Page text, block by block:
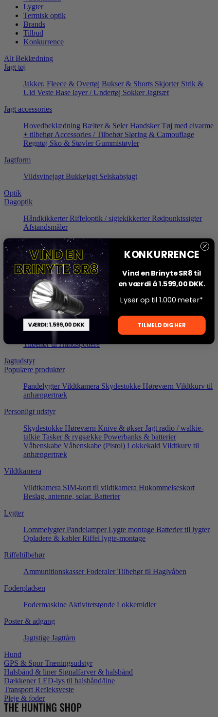
Lygter
Termisk optik
Brands
Tilbud
Konkurrence
Alt Beklædning
Jagt tøj
Jakker, Fleece & Overtøj Bukser & Shorts Skjorter Strik &
Uld Veste Base layer / Undertøj Sokker Jagtsæt
Jagt accessories
Hovedbeklædning Bælter & Seler Handsker Tøj med elvarme
+ tilbehør Accessories / Tilbehør Sløring & Camouflage
Regntøj Sko & Støvler Gummistøvler
Jagtform
Vildsvinejagt Bukkejagt Selskabsjagt
Optik
Dagoptik
Håndkikkerter Riffeloptik / sigtekikkerter Rødpunktssigter
Afstandsmåler
IR Infrarød optik
IR sigtekikkertIR clip-on Montage Tilbehør til IR optik
Termisk optik
Termisk sigtekikkert Termisk clip-on
Termisk optik
Termiske Håndspottere
Monokularer (enkelt)Binokularer (dobbelt)
Tilbehør til Håndspottere
Jagtudstyr
Populære produkter
Pandelygter Vildtkamera Skydestokke Høreværn Vildtkurv til
anhængertræk
Personligt udstyr
Skydestokke Høreværn Knive & økser Jagt radio / walkie-
talkie Tasker & rygsække Powerbanks & batterier
Våbenskabe Våbenskabe (Pistol) Lokkekald Vildtkurv til
anhængertræk
Vildtkamera
Vildtkamera SIM-kort til vildtkamera Hukommelseskort
Beslag, antenne, solar. Batterier
Lygter
Lommelygter Pandelamper Lygte montage Batterier til lygter
Opladere & kabler Riffel lygte-montage
Riffeltilbehør
Ammunitionskasser Foderaler Tilbehør til Haglvåben
Foderpladsen
Fodermaskine Aktivitetstønde Lokkemidler
Poster & adgang
Jagtstige Jagttårn
Hund
GPS & Spor Træningsudstyr
Halsbånd & liner Signalfarver & halsbånd
Dækkener LED-lys til halsbånd/line
Transport Refleksveste
Pleje & foder
KONKURRENCE
Vind en Brinyte SR8 til
en værdi á 1.599,00 DKK.
Lyser op til 1.000 meter*
TILMELD DIG HER